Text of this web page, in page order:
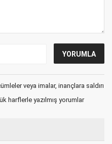
veya imalar, inançlara saldırı
harflerle yazılmış yorumlar